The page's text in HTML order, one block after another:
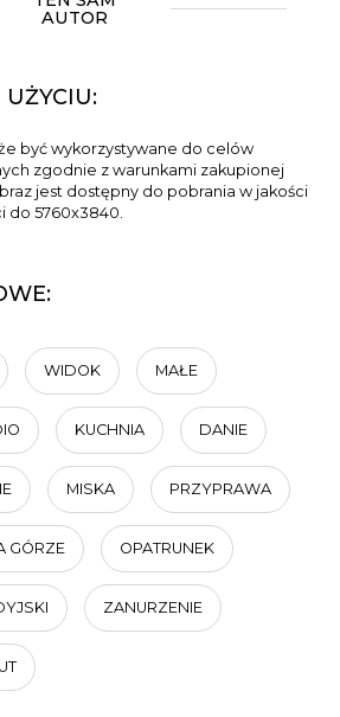
AUTOR
UŻYCIU:
być wykorzystywane do celów
zgodnie z warunkami zakupionej
jest dostępny do pobrania w jakości
do 5760x3840.
WIDOK MAŁE
KUCHNIA DANIE
MISKA PRZYPRAWA
GÓRZE OPATRUNEK
ZANURZENIE